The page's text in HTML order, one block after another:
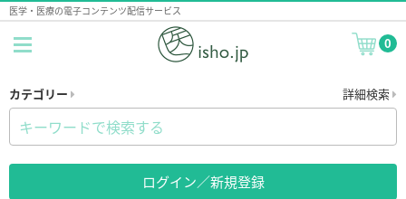
医学・医療の電子コンテンツ配信サービス
0
カテゴリー 詳細検索
ログイン／新規登録